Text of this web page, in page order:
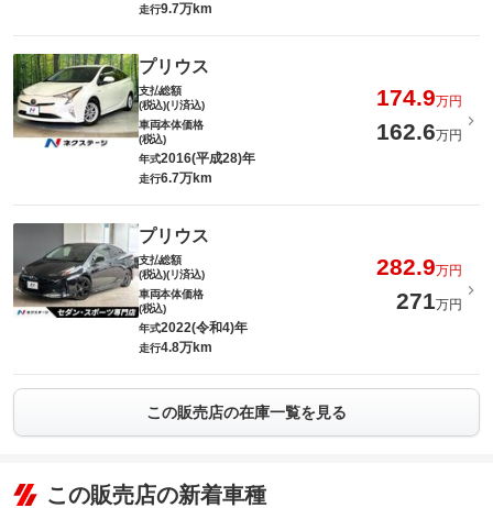
走行9.7万km
プリウス
支払総額
(税込)(リ済込)
174.9万円
車両本体価格
(税込)
162.6万円
年式2016(平成28)年
走行6.7万km
プリウス
支払総額
(税込)(リ済込)
282.9万円
車両本体価格
(税込)
271万円
年式2022(令和4)年
走行4.8万km
この販売店の在庫一覧を見る
この販売店の新着車種